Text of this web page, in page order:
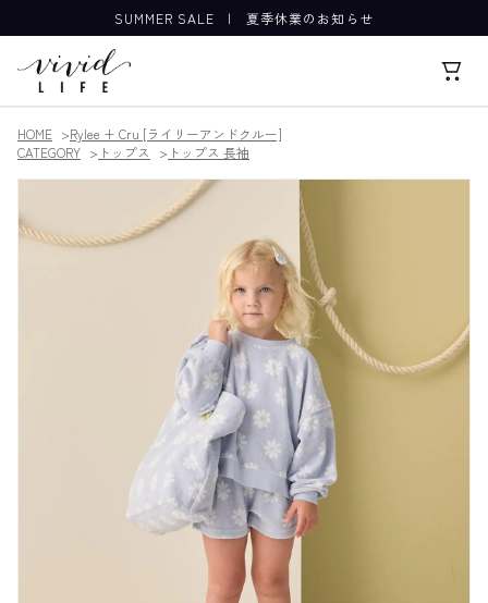
SUMMER SALE |夏季休業のお知らせ
HOME
Rylee + Cru [ライリーアンドクルー]
CATEGORY
トップス トップス 長袖